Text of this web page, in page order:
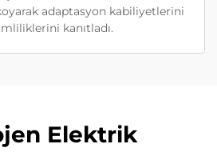
adaptasyon kabiliyetlerini
kanıtladı.
Elektrik